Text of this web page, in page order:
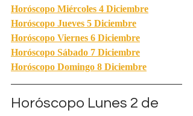
Horóscopo Miércoles 4 Diciembre
Horóscopo Jueves 5 Diciembre
Horóscopo Viernes 6 Diciembre
Horóscopo Sábado 7 Diciembre
Horóscopo Domingo 8 Diciembre
Horóscopo Lunes 2 de